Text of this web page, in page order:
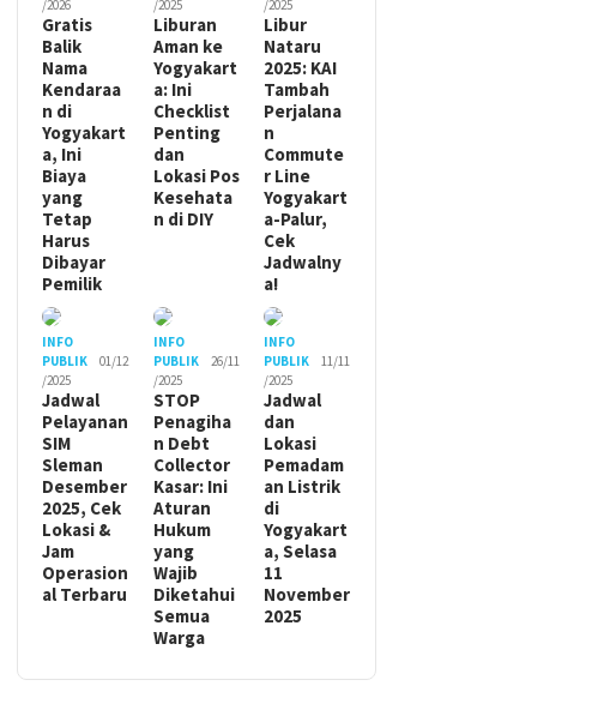
/2026
Gratis
Balik
Nama
Kendaraa
n di
Yogyakart
a, Ini
Biaya
yang
Tetap
Harus
Dibayar
Pemilik
/2025
Liburan
Aman ke
Yogyakart
a: Ini
Checklist
Penting
dan
Lokasi Pos
Kesehata
n di DIY
/2025
Libur
Nataru
2025: KAI
Tambah
Perjalana
n
Commute
r Line
Yogyakart
a-Palur,
Cek
Jadwalny
a!
INFO
PUBLIK
01/12
/2025
Jadwal
Pelayanan
SIM
Sleman
Desember
2025, Cek
Lokasi &
Jam
Operasion
al Terbaru
INFO
PUBLIK
26/11
/2025
STOP
Penagiha
n Debt
Collector
Kasar: Ini
Aturan
Hukum
yang
Wajib
Diketahui
Semua
Warga
INFO
PUBLIK
11/11
/2025
Jadwal
dan
Lokasi
Pemadam
an Listrik
di
Yogyakart
a, Selasa
11
November
2025